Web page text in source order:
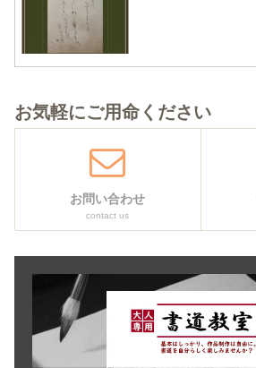
お気軽にご用命ください
お問い合わせ
contact us